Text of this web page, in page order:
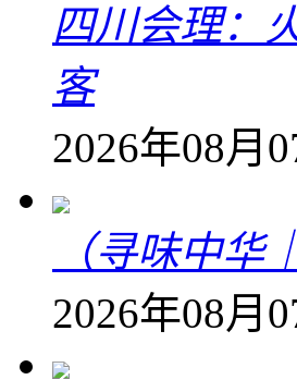
四川会理：
客
2026年08月
（寻味中华
2026年08月